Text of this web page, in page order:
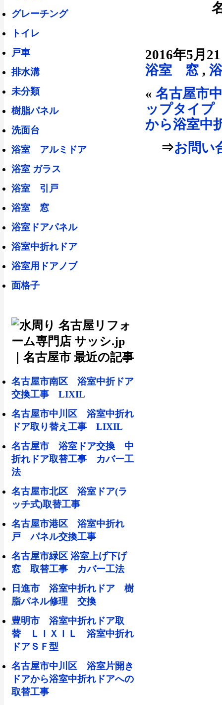
2016年5月
浴室 窓 ,
« 名古屋市
ップタイ
から浴室中
⇒お問い
グレーチング
トイレ
戸車
排水溝
未分類
樹脂パネル
洗面台
浴室 アルミドア
浴室 ガラス
浴室 引戸
浴室 窓
浴室ドアパネル
浴室中折れドア
浴室用ドアノブ
面格子
名古屋市南区 浴室中折ドア
交換工事 LIXIL
名古屋市中川区 浴室中折れ
ドア取り替え工事 LIXIL
名古屋市 浴室ドア交換 中
折れドア取替工事 カバー工
法
名古屋市北区 浴室ドア(ラ
ッチ式)取替工事
名古屋市港区 浴室中折れ
戸 パネル交換工事
名古屋市緑区 浴室上げ下げ
窓 取替工事 カバー工法
日進市 浴室中折れドア 樹
脂パネル修理 交換
豊明市 浴室中折れドア取
替 ＬＩＸＩＬ 浴室中折れ
ドアＳＦ型
名古屋市中川区 浴室片開き
ドアから浴室中折れドアへの
取替工事